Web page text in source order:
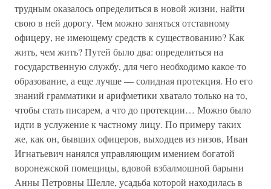
трудным оказалось определиться в новой жизни, найти
свою в ней дорогу. Чем можно заняться отставному
офицеру, не имеющему средств к существованию? Как
жить, чем жить? Путей было два: определиться на
государственную службу, для чего необходимо какое-то
образование, а еще лучше — солидная протекция. Но его
знаний грамматики и арифметики хватало только на то,
чтобы стать писарем, а что до протекции… Можно было
идти в услужение к частному лицу. По примеру таких
же, как он, бывших офицеров, выходцев из низов, Иван
Игнатьевич нанялся управляющим имением богатой
воронежской помещицы, вдовой взбалмошной барыни
Анны Петровны Шелле, усадьба которой находилась в